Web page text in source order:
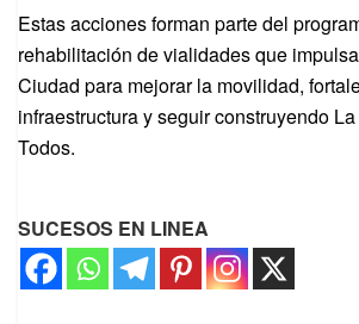
Estas acciones forman parte del
rehabilitación de vialidades que
Ciudad para mejorar la movilidad,
infraestructura y seguir construyendo
Todos.
SUCESOS EN LINEA